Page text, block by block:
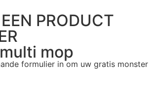
PRODUCT
mop
formulier in om uw gratis monster